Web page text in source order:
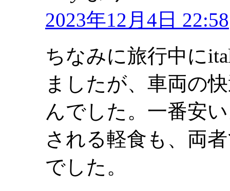
2023年12月4日 22:58
ちなみに旅行中に
ましたが、車両の
んでした。一番安
される軽食も、両
でした。